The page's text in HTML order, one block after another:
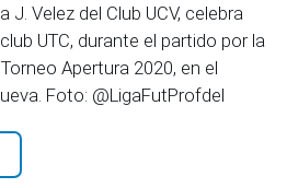
J. Velez del Club UCV, celebra
UTC, durante el partido por la
Apertura 2020, en el
Foto: @LigaFutProfdel